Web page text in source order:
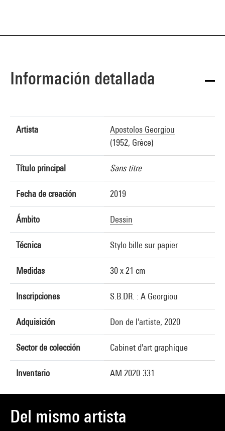
Información detallada
Artista
Apostolos Georgiou
(1952, Grèce)
Título principal Sans titre
Fecha de creación 2019
Ámbito Dessin
Técnica Stylo bille sur papier
Medidas 30 x 21 cm
Inscripciones S.B.DR. : A Georgiou
Adquisición Don de l'artiste, 2020
Sector de colección Cabinet d'art graphique
Inventario AM 2020-331
Del mismo artista